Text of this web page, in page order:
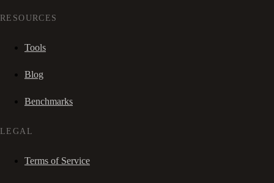
RESOURCES
Tools
Blog
Benchmarks
LEGAL
Terms of Service